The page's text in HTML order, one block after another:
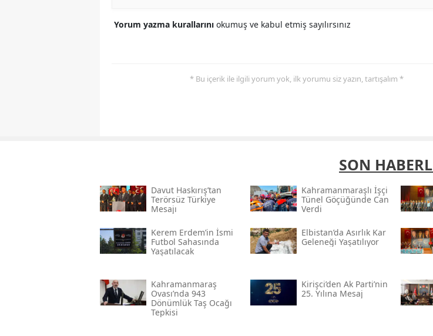
Yorum yazma kurallarını okumuş ve kabul etmiş sayılırsınız
* Bu içerik ile ilgili yorum yok, ilk yorumu siz yazın, tartışalım *
SON
Davut Haskırış’tan
Terörsüz Türkiye
Mesajı
Kahramanmaraşlı İşçi
Tünel Göçüğünde Can
Verdi
Kerem Erdem’in İsmi
Futbol Sahasında
Yaşatılacak
Elbistan’da Asırlık Kar
Geleneği Yaşatılıyor
Kahramanmaraş
Ovası’nda 943
Dönümlük Taş Ocağı
Tepkisi
Kirişci’den Ak Parti’nin
25. Yılına Mesaj